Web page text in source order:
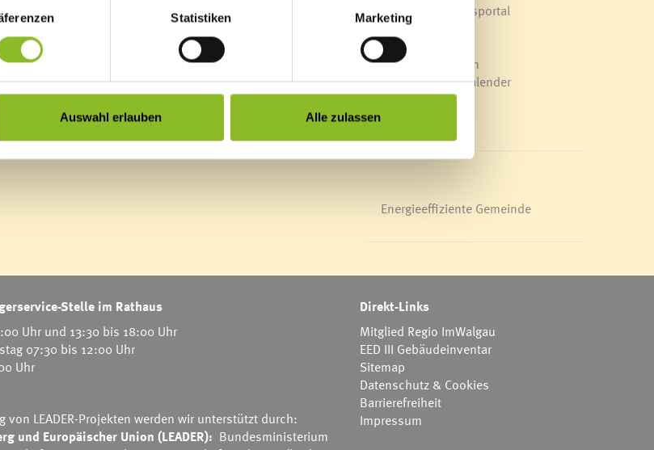
Statistiken Marketing
Auswahl erlauben Alle zulassen
Veröffentlichungsportal
Blackout
Ortsplan
Bürgermeldungen
Veranstaltungskalender
Mediathek
Energieeffiziente Gemeinde
Stelle im Rathaus
Uhr und 13:30 bis 18:00 Uhr
07:30 bis 12:00 Uhr
Uhr
von LEADER-Projekten werden wir unterstützt durch:
und Europäischer Union (LEADER): Bundesministerium
Direkt-Links
Mitglied Regio ImWalgau
EED III Gebäudeinventar
Sitemap
Datenschutz & Cookies
Barrierefreiheit
Impressum